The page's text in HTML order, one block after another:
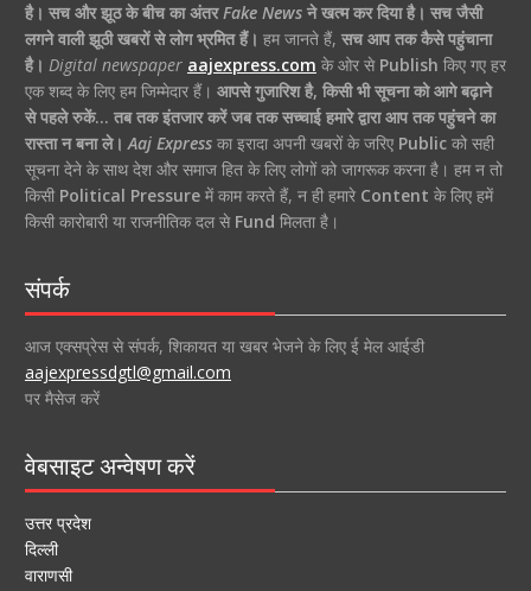
है। सच और झूठ के बीच का अंतरFake Newsने खत्म कर दिया है। सच जैसी
लगने वाली झूठी खबरों से लोग भ्रमित हैं। हम जानते हैं, सच आप तक कैसे पहुंचाना
है। Digital newspaper aajexpress.com के ओर से Publish किए गए हर
एक शब्द के लिए हम जिम्मेदार हैं। आपसे गुजारिश है, किसी भी सूचना को आगे बढ़ाने
से पहले रुकें… तब तक इंतजार करें जब तक सच्चाई हमारे द्वारा आप तक पहुंचने का
रास्ता न बना ले। Aaj Expressका इरादा अपनी खबरों के जरिए Publicको सही
सूचना देने के साथ देश और समाज हित के लिए लोगों को जागरूक करना है। हम न तो
किसी Political Pressureमें काम करते हैं, न ही हमारे Content के लिए हमें
किसी कारोबारी या राजनीतिक दल से Fund मिलता है।
संपर्क
आज एक्सप्रेस से संपर्क, शिकायत या खबर भेजने के लिए ई मेल आईडी
aajexpressdgtl@gmail.com
पर मैसेज करें
वेबसाइट अन्वेषण करें
उत्तर प्रदेश
दिल्ली
वाराणसी